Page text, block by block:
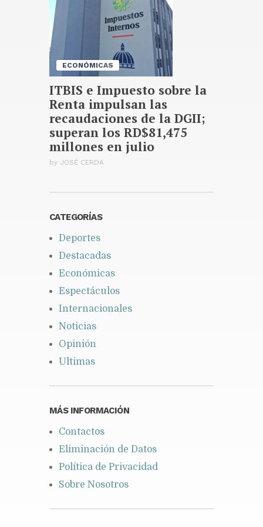
2026, según el Banco Central
Publicado hace 22 horas
ECONÓMICAS
ITBIS e Impuesto sobre la
Renta impulsan las
recaudaciones de la DGII;
superan los RD$81,475
millones en julio
by JOSÉ CERDA
CATEGORÍAS
Deportes
Destacadas
Económicas
Espectáculos
Internacionales
Noticias
Opinión
Ultimas
MÁS INFORMACIÓN
Contactos
Eliminación de Datos
Política de Privacidad
Sobre Nosotros